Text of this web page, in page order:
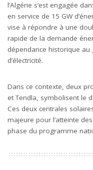
l’Algérie s’est engagée
en service de 15 GW
vise à répondre à une
rapide de la demande
dépendance historique
d’électricité.
Dans ce contexte, deux
et Tendla, symbolisent le
Ces deux centrales
majeure pour l’atteinte
phase du programme